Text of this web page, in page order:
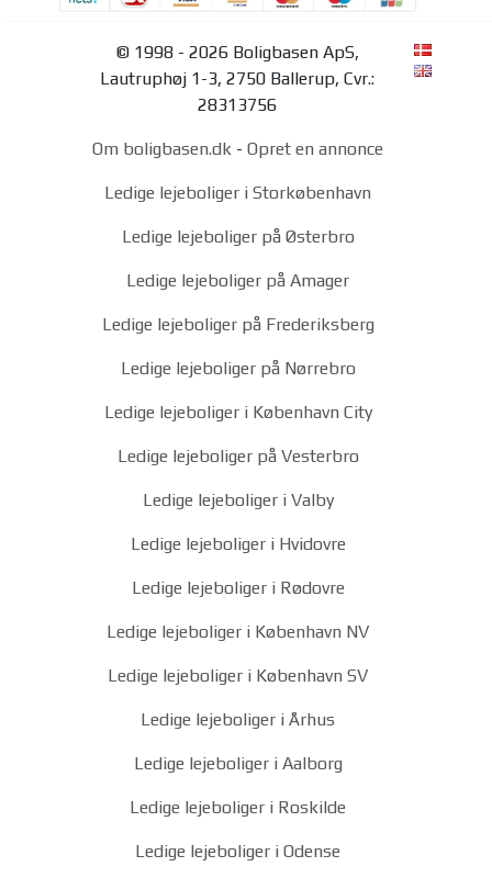
© 1998 - 2026 Boligbasen ApS,
Lautruphøj 1-3, 2750 Ballerup, Cvr.:
28313756
Om boligbasen.dk - Opret en annonce
Ledige lejeboliger i Storkøbenhavn
Ledige lejeboliger på Østerbro
Ledige lejeboliger på Amager
Ledige lejeboliger på Frederiksberg
Ledige lejeboliger på Nørrebro
Ledige lejeboliger i København City
Ledige lejeboliger på Vesterbro
Ledige lejeboliger i Valby
Ledige lejeboliger i Hvidovre
Ledige lejeboliger i Rødovre
Ledige lejeboliger i København NV
Ledige lejeboliger i København SV
Ledige lejeboliger i Århus
Ledige lejeboliger i Aalborg
Ledige lejeboliger i Roskilde
Ledige lejeboliger i Odense